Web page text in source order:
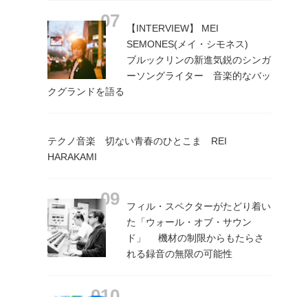
【INTERVIEW】 MEI
SEMONES(メイ・シモネス)
ブルックリンの新進気鋭のシンガ
ーソングライター 音楽的なバッ
クグランドを語る
テクノ音楽 切ない青春のひとこま REI
HARAKAMI
フィル・スペクターがたどり着い
た「ウォール・オブ・サウン
ド」 機材の制限からもたらさ
れる録音の無限の可能性